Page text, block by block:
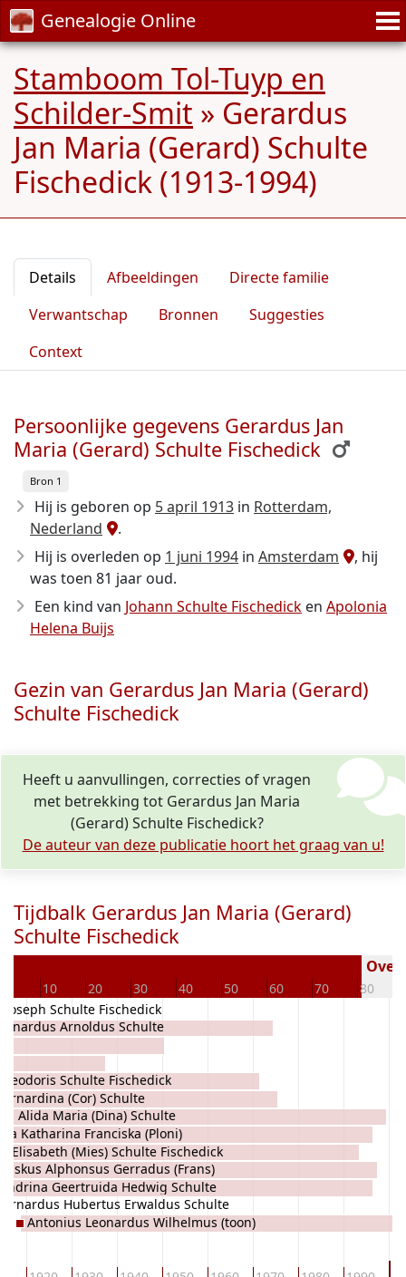
Genealogie Online
Stamboom Tol-Tuyp en
Schilder-Smit » Gerardus
Jan Maria (Gerard) Schulte
Fischedick (1913-1994)
Details Afbeeldingen
Directe familie
Verwantschap
Bronnen
Suggesties
Context
Persoonlijke gegevens Gerardus Jan
Maria (Gerard) Schulte Fischedick
Bron 1
Hij is geboren op 5 april 1913 in Rotterdam,
Nederland
.
Hij is overleden op 1 juni 1994 in Amsterdam
, hij
was toen 81 jaar oud.
Een kind van Johann Schulte Fischedick en Apolonia
Helena Buijs
Gezin van Gerardus Jan Maria (Gerard)
Schulte Fischedick
Heeft u aanvullingen, correcties of vragen
met betrekking tot Gerardus Jan Maria
(Gerard) Schulte Fischedick?
De auteur van deze publicatie hoort het graag van u!
Tijdbalk Gerardus Jan Maria (Gerard)
Schulte Fischedick
10 20 30 40 50 60 70 80
Arnoldus Schulte
Schulte Fischedick
(Cor) Schulte
Alida Maria (Dina) Schulte
Schulte Fischedick
Katharina Franciska (Ploni)
Elisabeth (Mies) Schulte Fischedick
Alphonsus Gerradus (Frans)
FischedickGeertruida Hedwig Schulte
Hubertus Erwaldus Schulte
Antonius Leonardus Wilhelmus (toon)